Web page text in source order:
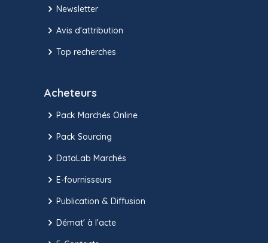
Newsletter
Avis d'attribution
Top recherches
Acheteurs
Pack Marchés Online
Pack Sourcing
DataLab Marchés
E-fournisseurs
Publication & Diffusion
Démat' à l'acte